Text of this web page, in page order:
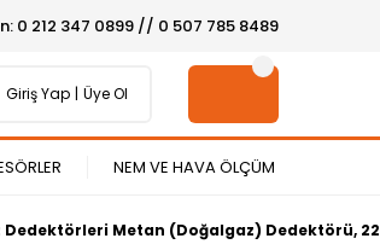
0 212 347 0899 // 0 507 785 8489
Giriş Yap Üye Ol
NEM VE HAVA ÖLÇÜM
Metan (Doğalgaz) Dedektörü,